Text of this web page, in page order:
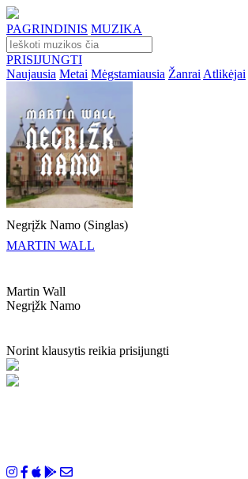
PAGRINDINIS MUZIKA
PRISIJUNGTI
Naujausia Metai Mėgstamiausia Žanrai Atlikėjai
Negrįžk Namo (Singlas)
MARTIN WALL
Martin Wall
Negrįžk Namo
Norint klausytis reikia prisijungti